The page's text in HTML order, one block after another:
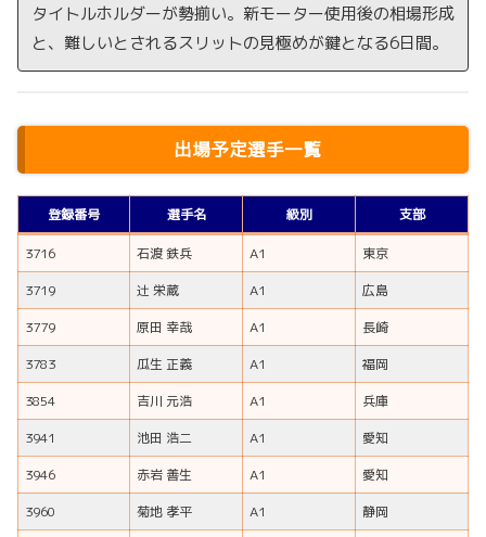
タイトルホルダーが勢揃い。新モーター使用後の相場形成
と、難しいとされるスリットの見極めが鍵となる6日間。
出場予定選手一覧
登録番号 選手名 級別 支部
3716 石渡 鉄兵 A1
東京
3719
辻 栄蔵 A1
広島
3779
原田 幸哉 A1
長崎
3783
瓜生 正義 A1
福岡
3854
吉川 元浩 A1
兵庫
3941
池田 浩二 A1
愛知
3946
赤岩 善生 A1
愛知
3960
菊地 孝平 A1
静岡